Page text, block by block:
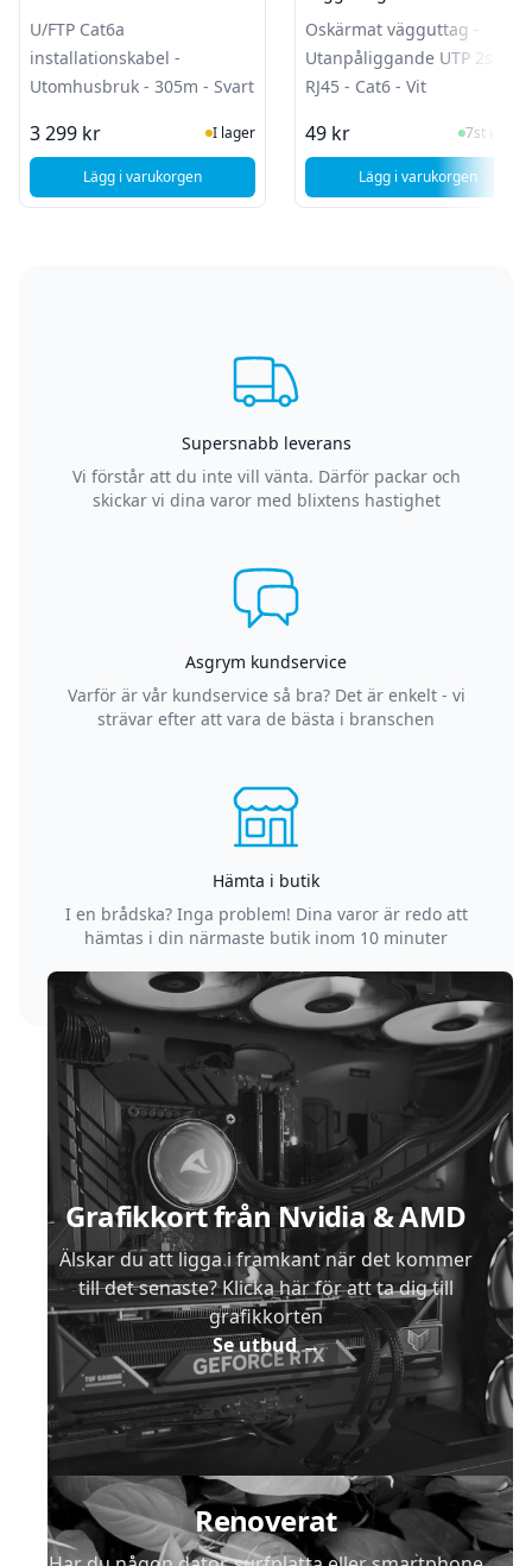
U/FTP Cat6a
installationskabel -
Utomhusbruk - 305m - Svart
3 299 kr I Lager
I lager
Lägg i varukorgen, Deltaco U/FTP Cat6a installationskabel - Utomhusbruk -
RJ45 - Cat6 - Vit
Oskärmat vägguttag -
Utanpåliggande UTP 2st
RJ45 - Cat6 - Vit
49 kr I Lager
7st i lager
Lägg i varukorgen
, Deltaco
Supersnabb leverans
Vi förstår att du inte vill vänta. Därför packar och
skickar vi dina varor med blixtens hastighet
Asgrym kundservice
Varför är vår kundservice så bra? Det är enkelt - vi
strävar efter att vara de bästa i branschen
Hämta i butik
I en brådska? Inga problem! Dina varor är redo att
hämtas i din närmaste butik inom 10 minuter
Grafikkort från Nvidia & AMD
Älskar du att ligga i framkant när det kommer
till det senaste? Klicka här för att ta dig till
grafikkorten
Se utbud→
Renoverat